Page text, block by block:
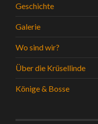
Geschichte
Galerie
Wo sind wir?
Über die Krüsellinde
Könige & Bosse